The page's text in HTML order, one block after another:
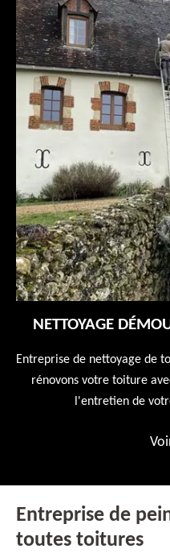
NETTOYAGE
Entreprise de nettoyage de
rénovons votre toiture
l'entretien de
Entreprise de
toutes toitures